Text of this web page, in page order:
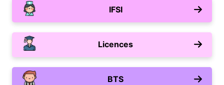
IFSI
Licences
BTS